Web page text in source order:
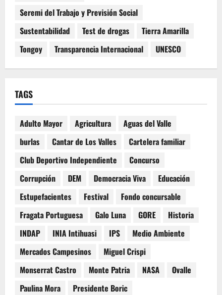
Seremi del Trabajo y Previsión Social
Sustentabilidad
Test de drogas
Tierra Amarilla
Tongoy
Transparencia Internacional UNESCO
TAGS
Adulto Mayor Agricultura
Aguas del Valle
burlas
Cantar de Los Valles
Cartelera familiar
Club Deportivo Independiente
Concurso
Corrupción
DEM Democracia Viva
Educación
Estupefacientes
Festival
Fondo concursable
Fragata Portuguesa
Galo Luna GORE
Historia
INDAP
INIA Intihuasi IPS
Medio Ambiente
Mercados Campesinos
Miguel Crispi
Monserrat Castro
Monte Patria NASA
Ovalle
Paulina Mora
Presidente Boric